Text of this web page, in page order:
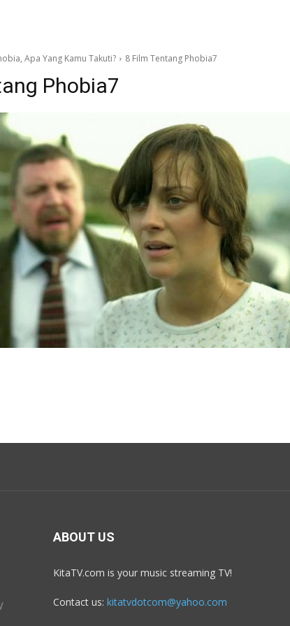
Apa Yang Kamu Takuti? 8 Film Tentang Phobia7
Phobia7
ABOUT US
KitaTV.com is your music streaming TV!
Contact us: kitatvdotcom@yahoo.com